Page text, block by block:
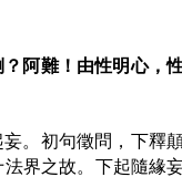
阿難！由性明心，
。初句徵問，下釋
界之故。下起隨緣